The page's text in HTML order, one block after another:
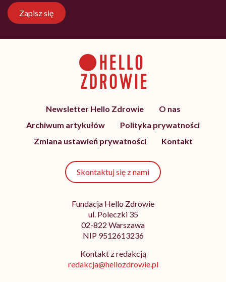
Zapisz się
Newsletter Hello Zdrowie
O nas
Archiwum artykułów
Polityka prywatności
Zmiana ustawień prywatności
Kontakt
Skontaktuj się z nami
Fundacja Hello Zdrowie
ul. Poleczki 35
02-822 Warszawa
NIP 9512613236
Kontakt z redakcją
redakcja@hellozdrowie.pl